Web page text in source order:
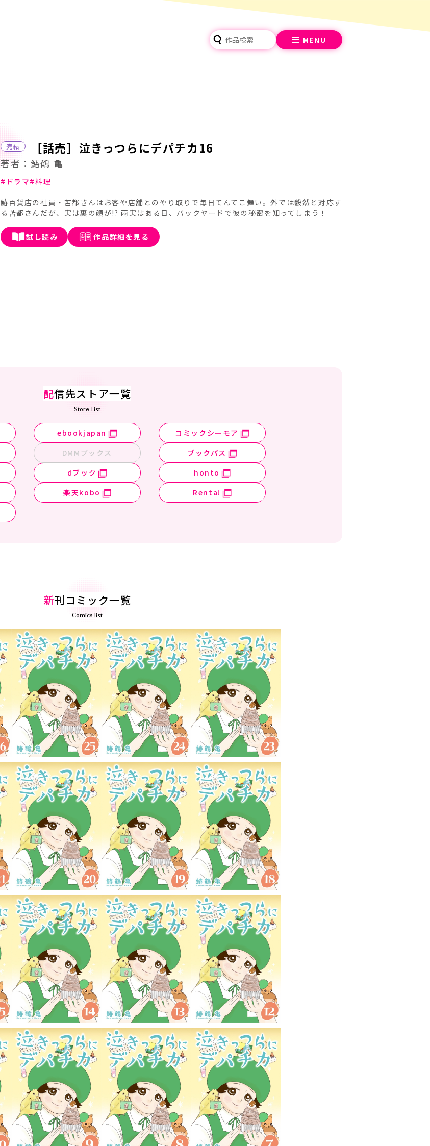
MENU
完結 ［話売］泣きっつらにデパチカ16
著者：鰆鶴 亀
ドラマ 料理
鰆百貨店の社員・苫都さんはお客や店舗とのやり取りで毎日てんてこ舞い。外では毅然と対応す
る苫都さんだが、実は裏の顔が!? 雨実はある日、バックヤードで彼の秘密を知ってしまう！
試し読み 作品詳細を見る
配信先ストア一覧
Store List
ebookjapan
コミックシーモア
DMMブックス
ブックパス
dブック
honto
楽天kobo
Renta!
新刊コミック一覧
Comics list